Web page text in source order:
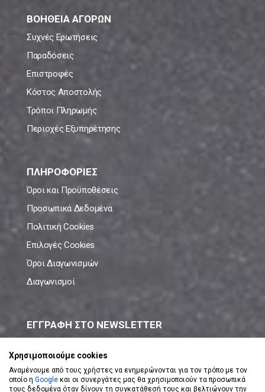
ΒΟΗΘΕΙΑ ΑΓΟΡΩΝ
Συχνές Ερωτήσεις
Παραδόσεις
Επιστροφές
Κόστος Αποστολής
Τρόποι Πληρωμής
Περιοχές Εξυπηρέτησης
ΠΛΗΡΟΦΟΡΙΕΣ
Όροι και Προϋποθέσεις
Προσωπικά Δεδομένα
Πολιτική Cookies
Επιλογές Cookies
Όροι Διαγωνισμών
Διαγωνισμοί
ΕΓΓΡΑΦΗ ΣΤΟ NEWSLETTER
Χρησιμοποιούμε cookies
Αναμένουμε από τους χρήστες να ενημερώνονται για τον τρόπο με τον
οποίο η Google και οι συνεργάτες μας θα χρησιμοποιούν τα προσωπικά
τους δεδομένα όταν δίνουν τη συγκατάθεσή τους και βελτιώνουν την